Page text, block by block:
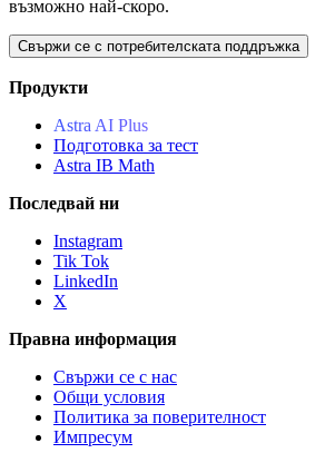
възможно най-скоро.
Свържи се с потребителската поддръжка
Продукти
Astra AI Plus
Подготовка за тест
Astra IB Math
Последвай ни
Instagram
Tik Tok
LinkedIn
X
Правна информация
Свържи се с нас
Общи условия
Политика за поверителност
Импресум